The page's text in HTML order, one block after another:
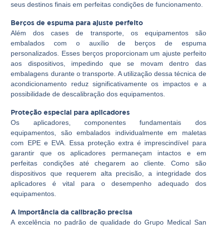
seus destinos finais em perfeitas condições de funcionamento.
Berços de espuma para ajuste perfeito
Além dos cases de transporte, os equipamentos são
embalados com o auxílio de berços de espuma
personalizados. Esses berços proporcionam um ajuste perfeito
aos dispositivos, impedindo que se movam dentro das
embalagens durante o transporte. A utilização dessa técnica de
acondicionamento reduz significativamente os impactos e a
possibilidade de descalibração dos equipamentos.
Proteção especial para aplicadores
Os aplicadores, componentes fundamentais dos
equipamentos, são embalados individualmente em maletas
com EPE e EVA. Essa proteção extra é imprescindível para
garantir que os aplicadores permaneçam intactos e em
perfeitas condições até chegarem ao cliente. Como são
dispositivos que requerem alta precisão, a integridade dos
aplicadores é vital para o desempenho adequado dos
equipamentos.
A importância da calibração precisa
A excelência no padrão de qualidade do Grupo Medical San